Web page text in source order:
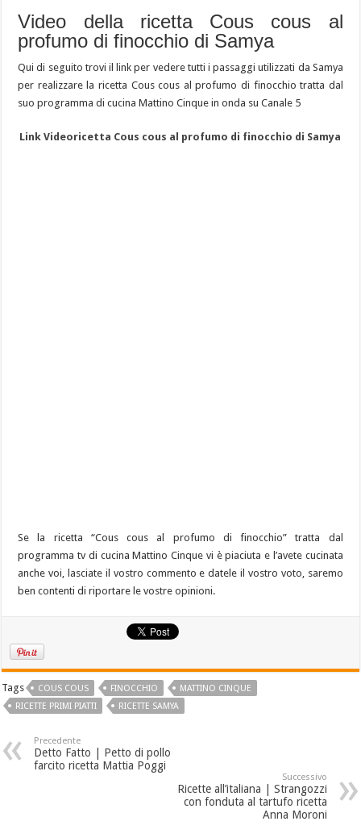
Video della ricetta Cous cous al
profumo di finocchio di Samya
Qui di seguito trovi il link per vedere tutti i passaggi utilizzati da Samya
per realizzare la ricetta Cous cous al profumo di finocchio tratta dal
suo programma di cucina Mattino Cinque in onda su Canale 5
Link Videoricetta Cous cous al profumo di finocchio di Samya
Se la ricetta “Cous cous al profumo di finocchio” tratta dal
programma tv di cucina Mattino Cinque vi è piaciuta e l’avete cucinata
anche voi, lasciate il vostro commento e datele il vostro voto, saremo
ben contenti di riportare le vostre opinioni.
Tags COUS COUS FINOCCHIO
MATTINO CINQUE
RICETTE PRIMI PIATTI
RICETTE SAMYA
Precedente
Detto Fatto | Petto di pollo
farcito ricetta Mattia Poggi
Successivo
Ricette all’italiana | Strangozzi
con fonduta al tartufo ricetta
Anna Moroni